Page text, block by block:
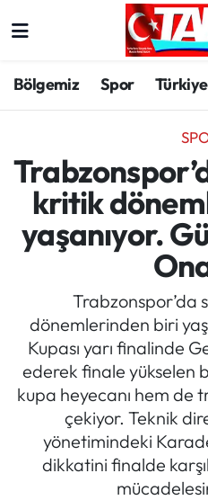
Bölgemiz Spor Türkiye
kritik
yaşanıyor.
Trabzonspor’da
dönemlerinden biri
Kupası yarı finalinde
ederek finale yükselen
kupa heyecanı hem de
çekiyor. Teknik
yönetimindeki
dikkatini finalde
Spor
Türkiye
Kültür/Sanat
Politika
Politik Kulis
Dünya
Magazin
Mektup Galeri
Trabzon Hava Durumu
Trabzon Trafik
Süper Lig Puan
Tüm Manşetler
Son Dakika Haberleri
Haber Arşivi